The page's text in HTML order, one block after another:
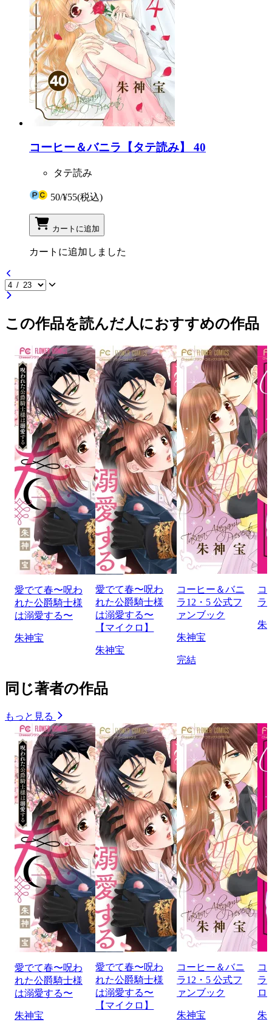
コーヒー＆バニラ【タテ読み】 40
タテ読み
50/¥55(税込)
カートに追加
カートに追加しました
この作品を読んだ人におすすめの作品
愛でて春〜呪わ
れた公爵騎士様
は溺愛する〜
朱神宝
愛でて春〜呪わ
れた公爵騎士様
は溺愛する〜
【マイクロ】
朱神宝
コーヒー＆バニ
ラ12・5 公式フ
ァンブック
朱神宝
完結
コ
ラ
朱
同じ著者の作品
もっと見る
愛でて春〜呪わ
れた公爵騎士様
は溺愛する〜
朱神宝
愛でて春〜呪わ
れた公爵騎士様
は溺愛する〜
【マイクロ】
コーヒー＆バニ
ラ12・5 公式フ
ァンブック
朱神宝
コ
ラ
ロ
朱